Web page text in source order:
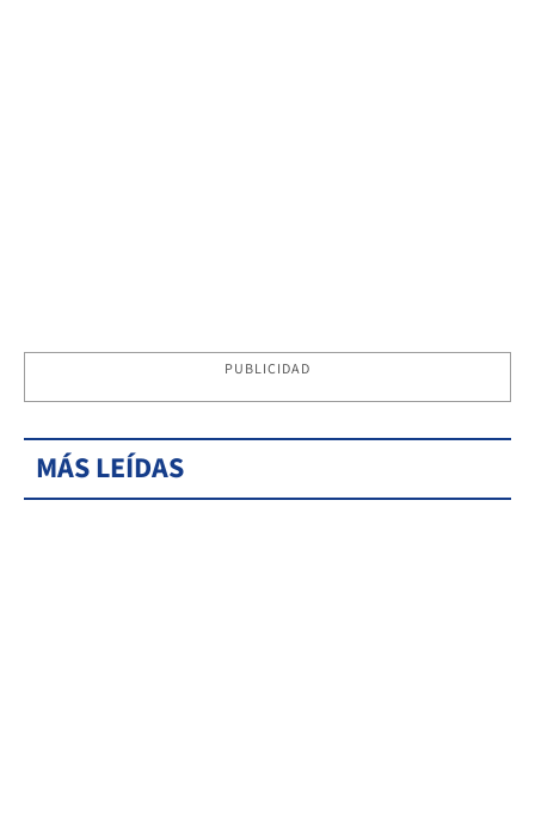
PUBLICIDAD
MÁS LEÍDAS